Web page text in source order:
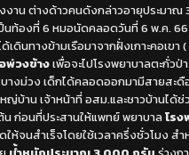
งาน ต่างด้าวคนดังกล่าวอายุประมา
นท้องที่ 6 หมอนัดคลอดวันที่ 6 พ.ค.
ดินทางข้ามเรือมาจากฝั่งเกาะคอเขา (
พ่วงข้างเพื่อจะไปโรงพยาบาลตะกั่วป่
างม่วง เด็กได้คลอดออกมามีสายสะ
บ้าน เจ้าหน้าที่ อสม.และชาวบ้านได้ช่
ก่อนที่ประสานให้แพทย์ พยาบาล โรง
ให้จนสำเร็จโดยใช้เวลาครึ่งชั่วโมง สำ